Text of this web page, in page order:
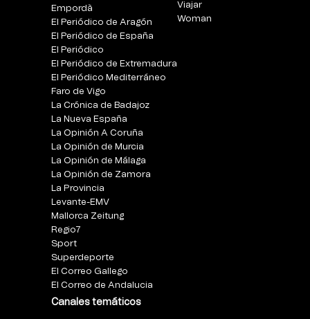
Empordà
El Periódico de Aragón
El Periódico de España
El Periódico
El Periódico de Extremadura
El Periódico Mediterráneo
Faro de Vigo
La Crónica de Badajoz
La Nueva España
La Opinión A Coruña
La Opinión de Murcia
La Opinión de Málaga
La Opinión de Zamora
La Provincia
Levante-EMV
Mallorca Zeitung
Regio7
Sport
Superdeporte
El Correo Gallego
El Correo de Andalucia
Canales temáticos
Viajar
Woman